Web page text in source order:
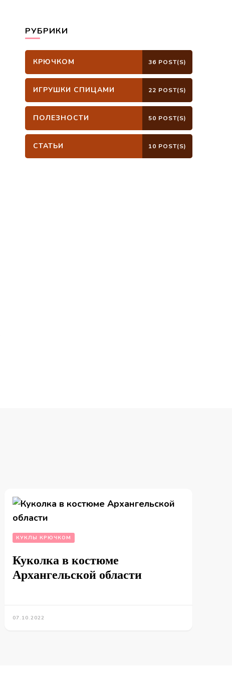
РУБРИКИ
КРЮЧКОМ 36 POST(S)
ИГРУШКИ СПИЦАМИ 22 POST(S)
ПОЛЕЗНОСТИ 50 POST(S)
СТАТЬИ 10 POST(S)
КУКЛЫ КРЮЧКОМ
Куколка в костюме
Архангельской области
07.10.2022